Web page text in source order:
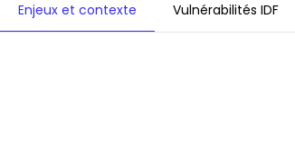
Enjeux et contexte Vulnérabilités IDF